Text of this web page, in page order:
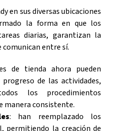
en sus diversas ubicaciones
la forma en que los
diarias, garantizan la
entre sí.
de tienda ahora pueden
de las actividades,
los procedimientos
manera consistente.
: han reemplazado los
permitiendo la creación de